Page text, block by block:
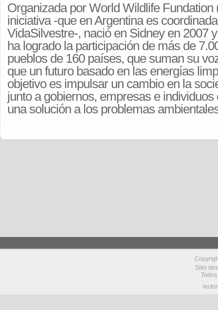
Organizada por World Wildlife
iniciativa -que en Argentina es
VidaSilvestre-, nació en Sidney en 2007
ha logrado la participación de más de
pueblos de 160 países, que suman su
que un futuro basado en las energías
objetivo es impulsar un cambio en la
junto a gobiernos, empresas e
una solución a los problemas
Sitio